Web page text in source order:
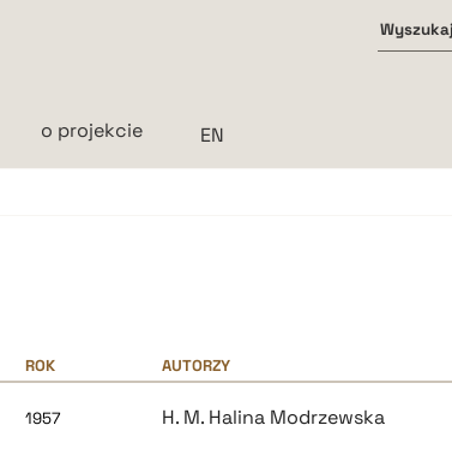
o projekcie
ROK AUTORZY
1957 H. M. Halina Modrzewska